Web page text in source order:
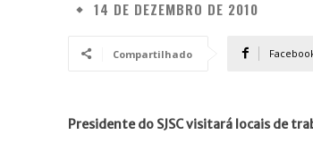
14 DE DEZEMBRO DE 2010
Compartilhado
Presidente do SJSC visitará locais de